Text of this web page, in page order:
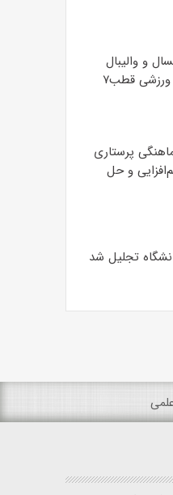
و والیبال
دانشگاه در جشنواره ورزشی قطب۷
پرستاری
و حل
تجلیل شد